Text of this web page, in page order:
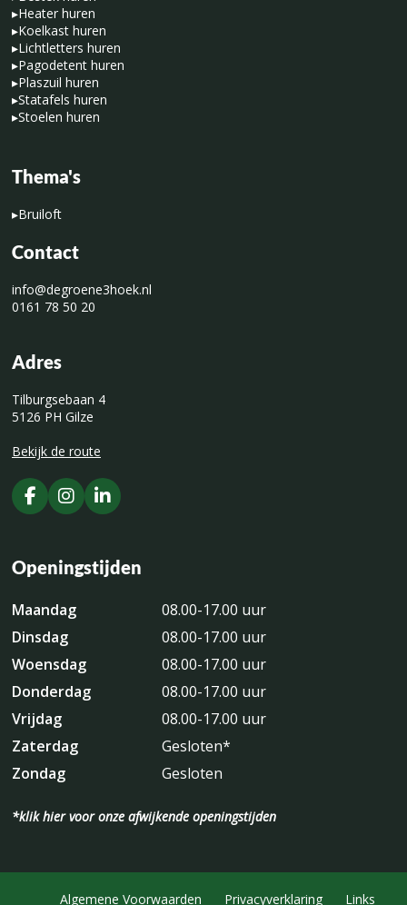
▸Heater huren
▸Koelkast huren
▸Lichtletters huren
▸Pagodetent huren
▸Plaszuil huren
▸Statafels huren
▸Stoelen huren
Thema's
▸Bruiloft
Contact
info@degroene3hoek.nl
0161 78 50 20
Adres
Tilburgsebaan 4
5126 PH Gilze
Bekijk de route
Openingstijden
Maandag
08.00-17.00 uur
Dinsdag
08.00-17.00 uur
Woensdag
08.00-17.00 uur
Donderdag
08.00-17.00 uur
Vrijdag
08.00-17.00 uur
Zaterdag
Gesloten*
Zondag
Gesloten
*klik hier voor onze afwijkende openingstijden
Algemene Voorwaarden Privacyverklaring Links